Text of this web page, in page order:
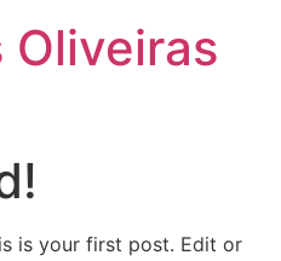
Oliveiras
is your first post. Edit or